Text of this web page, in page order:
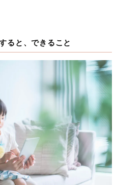
ると、できること